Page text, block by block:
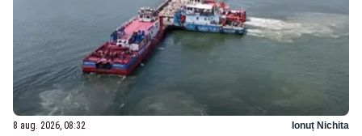
8 aug. 2026, 08:32 Ionuț Nichita